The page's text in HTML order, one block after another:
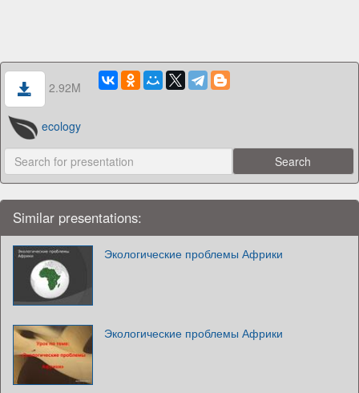
2.92M
ecology
Similar presentations:
Экологические проблемы Африки
Экологические проблемы Африки